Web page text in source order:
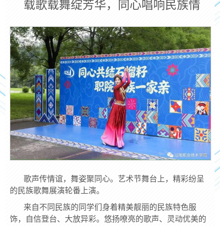
载歌载舞绽芳华，同心唱响民族情
歌声传情谊，舞姿聚同心。艺术节舞台上，精彩纷呈
的民族歌舞展演轮番上演。
来自不同民族的同学们身着精美靓丽的民族特色服
饰，自信登台、大放异彩。悠扬嘹亮的歌声、灵动优美的